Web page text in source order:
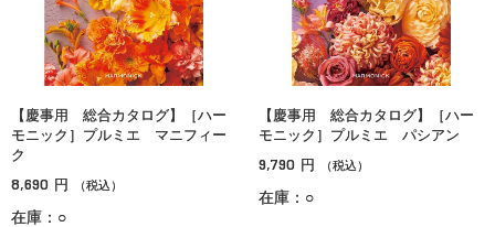
【慶事用 総合カタログ】［ハー
モニック］プルミエ マニフィー
ク
8,690 円 （税込）
在庫：○
【慶事用 総合カタログ】［ハー
モニック］プルミエ パシアン
9,790 円 （税込）
在庫：○